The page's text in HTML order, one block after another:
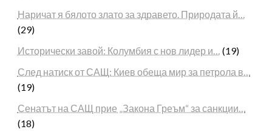
Наричат я бялото злато за здравето. Природата й…
(29)
Исторически завой: Колумбия с нов лидер и… (19)
След натиск от САЩ: Киев обеща мир за петрола в…
(19)
Сенатът на САЩ прие „Закона Греъм“ за санкции…
(18)